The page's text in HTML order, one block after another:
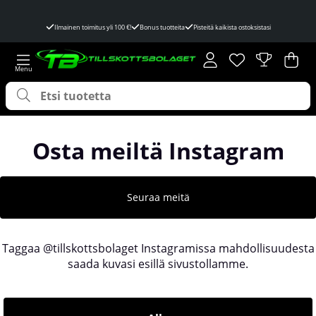
Ilmainen toimitus yli 100 €! Bonus tuotteita Pisteitä kaikista ostoksistasi
Toivelista
Lukumäärä
. .
Osta meiltä Instagram
Seuraa meitä
Taggaa @tillskottsbolaget Instagramissa mahdollisuudesta
saada kuvasi esillä sivustollamme.